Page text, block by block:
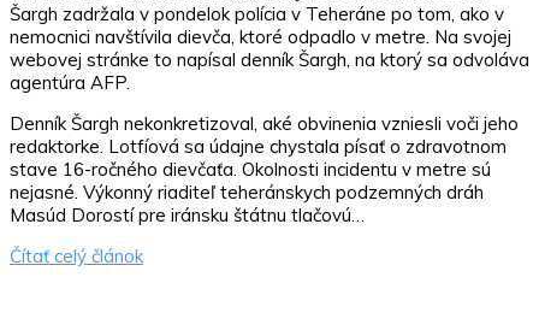
Šargh zadržala v pondelok polícia v Teheráne po tom, ako v
nemocnici navštívila dievča, ktoré odpadlo v metre. Na svojej
webovej stránke to napísal denník Šargh, na ktorý sa odvoláva
agentúra AFP.
Denník Šargh nekonkretizoval, aké obvinenia vzniesli voči jeho
redaktorke. Lotfíová sa údajne chystala písať o zdravotnom
stave 16-ročného dievčaťa. Okolnosti incidentu v metre sú
nejasné. Výkonný riaditeľ teheránskych podzemných dráh
Masúd Dorostí pre iránsku štátnu tlačovú…
Čítať celý článok